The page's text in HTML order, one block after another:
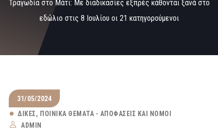
Τραγωδία στο Μάτι: Με διαδικασίες εξπρές κάθονται ξανά στο
εδώλιο στις 8 Ιουλίου οι 21 κατηγορούμενοι
31/05/2024
ΔΊΚΕΣ
ΠΟΙΝΙΚΆ ΘΈΜΑΤΑ - ΑΠΟΦΆΣΕΙΣ ΚΑΙ ΝΌΜΟΙ
ADMIN